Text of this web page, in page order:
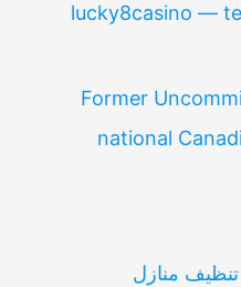
lucky8casino —
Former
national
تنظيف منازل